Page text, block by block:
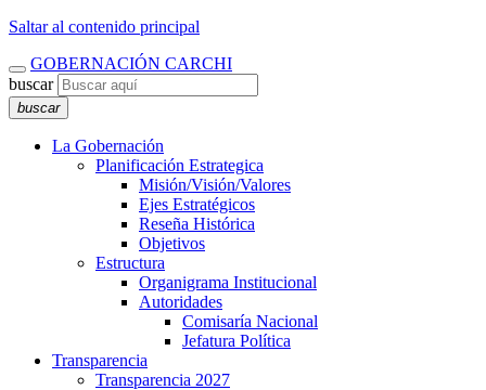
Saltar al contenido principal
GOBERNACIÓN CARCHI
buscar
buscar
La Gobernación
Planificación Estrategica
Misión/Visión/Valores
Ejes Estratégicos
Reseña Histórica
Objetivos
Estructura
Organigrama Institucional
Autoridades
Comisaría Nacional
Jefatura Política
Transparencia
Transparencia 2027